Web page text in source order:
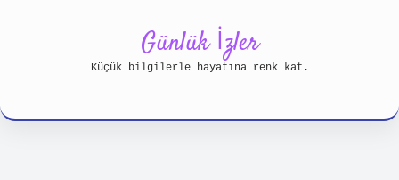
Günlük İzler
Küçük bilgilerle hayatına renk kat.